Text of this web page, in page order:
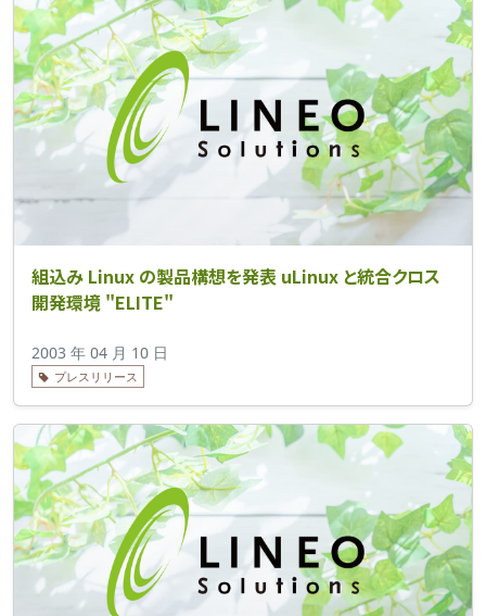
組込み Linux の製品構想を発表 uLinux と統合クロス
開発環境 "ELITE"
2003 年 04 月 10 日
プレスリリース